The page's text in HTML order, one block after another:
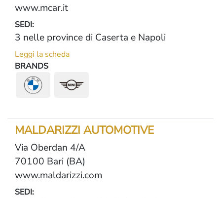
www.mcar.it
SEDI:
3 nelle province di Caserta e Napoli
Leggi la scheda
BRANDS
MALDARIZZI AUTOMOTIVE
Via Oberdan 4/A
70100 Bari (BA)
www.maldarizzi.com
SEDI: